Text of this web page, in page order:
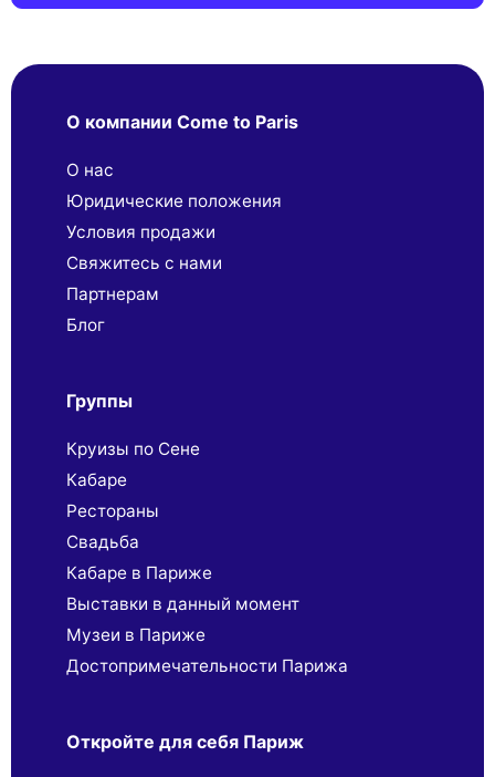
О компании Come to Paris
О нас
Юридические положения
Условия продажи
Свяжитесь с нами
Партнерaм
Блог
Группы
Круизы по Сене
Кабаре
Рестораны
Свадьба
Кабаре в Париже
Выставки в данный момент
Музеи в Париже
Достопримечательности Парижа
Откройте для себя Париж